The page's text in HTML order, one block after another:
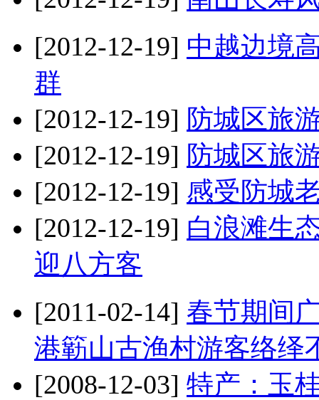
[2012-12-19] 中越边境
群
[2012-12-19] 防城区旅
[2012-12-19] 防城区旅
[2012-12-19] 感受防城
[2012-12-19] 白浪滩生
迎八方客
[2011-02-14] 春节期间
港簕山古渔村游客络绎
[2008-12-03] 特产：玉